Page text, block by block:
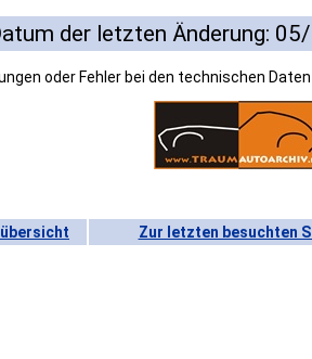
der letzten Änderung:
oder Fehler bei den technischen
Zur letzten besuchten